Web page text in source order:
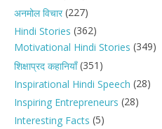
अनमोल विचार(227)
Hindi Stories (362)
Motivational Hindi Stories (349)
शिक्षाप्रद कहानियाँ(351)
Inspirational Hindi Speech (28)
Inspiring Entrepreneurs (28)
Interesting Facts (5)